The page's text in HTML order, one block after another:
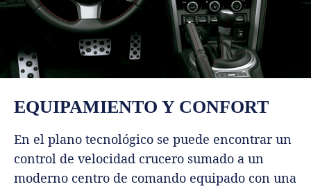
EQUIPAMIENTO Y CONFORT
En el plano tecnológico se puede encontrar un
control de velocidad crucero sumado a un
moderno centro de comando equipado con una